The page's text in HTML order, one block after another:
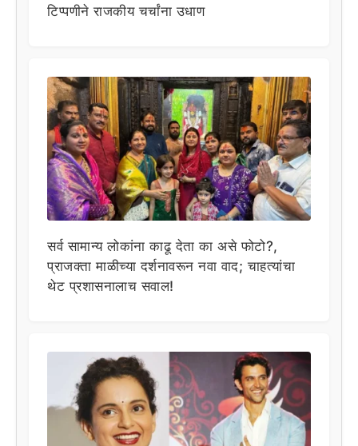
टिप्पणीने राजकीय चर्चांना उधाण
सर्व सामान्य लोकांना काढू देता का असे फोटो?,
प्राजक्ता माळीच्या दर्शनावरून नवा वाद; चाहत्यांचा
थेट प्रशासनालाच सवाल!